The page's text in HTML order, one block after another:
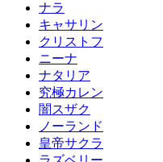
ナラ
キャサリン
クリストフ
ニーナ
ナタリア
究極カレン
闇スザク
ノーランド
皇帝サクラ